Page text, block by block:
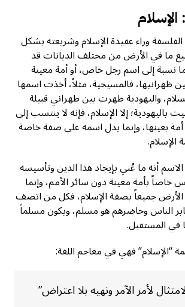
وراء عقيدة الإسلام وشريعته بشكل
ما في الأرض من مختلف الديانات قد
نسبة إلى اسم رجل خاص، أو أمة معينة
فالمسيحية، مثلاً، أخذت اسمها
واليهودية ظهرت بين ظهراني قبيلة
باليهودية؛ إلا الإسلام، فإنه لا ينتسب إلى
بعينها، وإنما يدل اسمه على صفة خاصة
أنه ما عُني بإيجاد هذا الدين وتأسيسه
خاصاً بأمة معينة دون سائر الأمم، وإنما
الأرض جميعاً بصفة الإسلام، فكل من اتصف
الناس وحاضرهم هو مسلم، ويكون مسلماً
المستقبل.
“الإسلام” فهي في معاجم اللغة:
لأمر الآمر ونهيه بلا اعتراض”